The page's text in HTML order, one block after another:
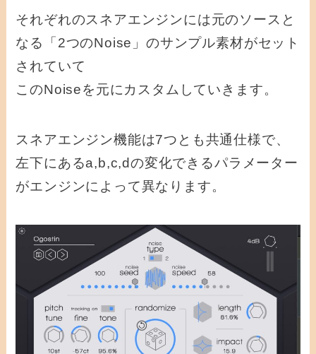
それぞれのスネアエンジンには元のソースと
なる「2つのNoise」のサンプル素材がセット
されていて
このNoiseを元にカスタムしていきます。
スネアエンジン機能は7つとも共通仕様で、
左下にあるa,b,c,dの変化できるパラメーター
がエンジンによって異なります。